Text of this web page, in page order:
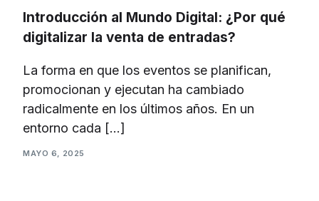
Introducción al Mundo Digital: ¿Por qué
digitalizar la venta de entradas?
La forma en que los eventos se planifican,
promocionan y ejecutan ha cambiado
radicalmente en los últimos años. En un
entorno cada […]
MAYO 6, 2025